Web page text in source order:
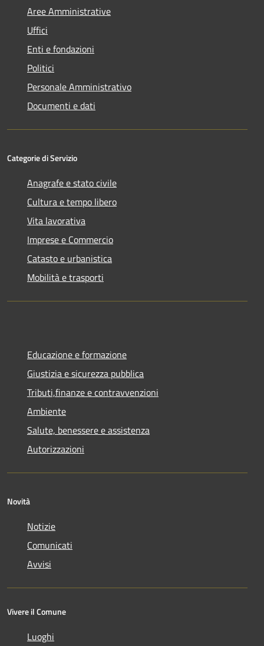
Aree Amministrative
Uffici
Enti e fondazioni
Politici
Personale Amministrativo
Documenti e dati
Categorie di Servizio
Anagrafe e stato civile
Cultura e tempo libero
Vita lavorativa
Imprese e Commercio
Catasto e urbanistica
Mobilità e trasporti
Educazione e formazione
Giustizia e sicurezza pubblica
Tributi,finanze e contravvenzioni
Ambiente
Salute, benessere e assistenza
Autorizzazioni
Novità
Notizie
Comunicati
Avvisi
Vivere il Comune
Luoghi